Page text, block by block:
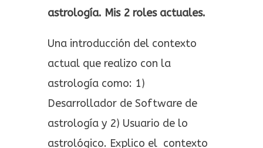
astrología. Mis 2 roles actuales.
Una introducción del contexto
actual que realizo con la
astrología como: 1)
Desarrollador de Software de
astrología y 2) Usuario de lo
astrológico. Explico el contexto